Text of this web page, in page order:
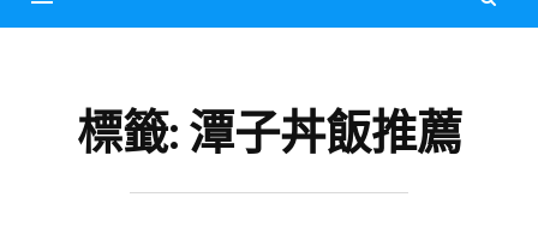
標籤: 潭子丼飯推薦